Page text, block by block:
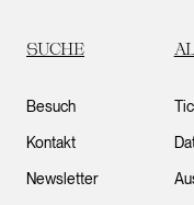
SUCHE
Besuch
Kontakt
Newsletter